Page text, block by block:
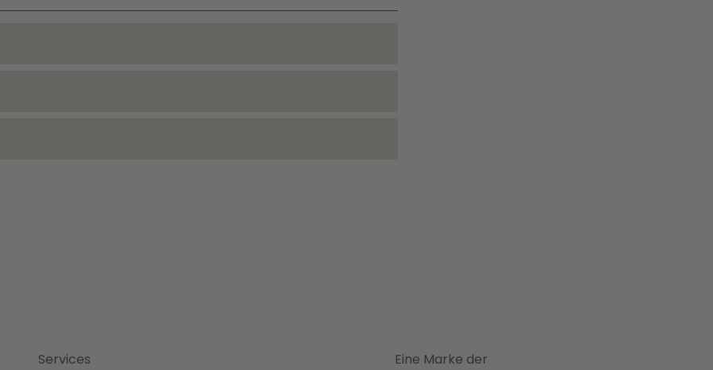
Services
Eine Marke der